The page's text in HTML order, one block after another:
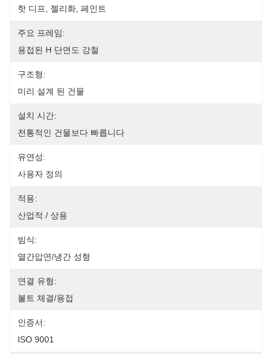
핫 디프, 젤리화, 페인트
주요 프레임:
용접된 H 단면도 강철
구조형:
미리 설계 된 건물
설치 시간:
전통적인 건물보다 빠릅니다
유연성:
사용자 정의
적용:
산업적 / 상용
빔식:
열간압연/냉간 성형
연결 유형:
볼트 체결/용접
인증서:
ISO 9001